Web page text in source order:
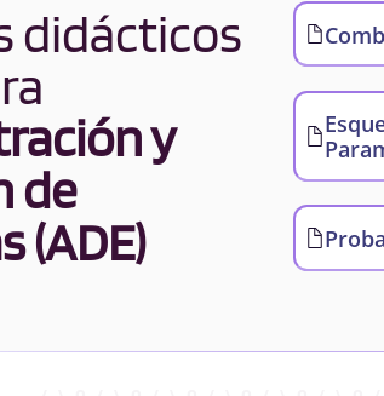
didácticos
y
de
(ADE)